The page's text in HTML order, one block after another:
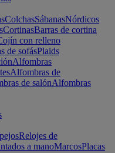
ColchasSábanasNórdicos
CortinasBarras de cortina
con relleno
de sofásPlaids
Alfombras
Alfombras de
de salónAlfombras
Relojes de
a manoMarcosPlacas